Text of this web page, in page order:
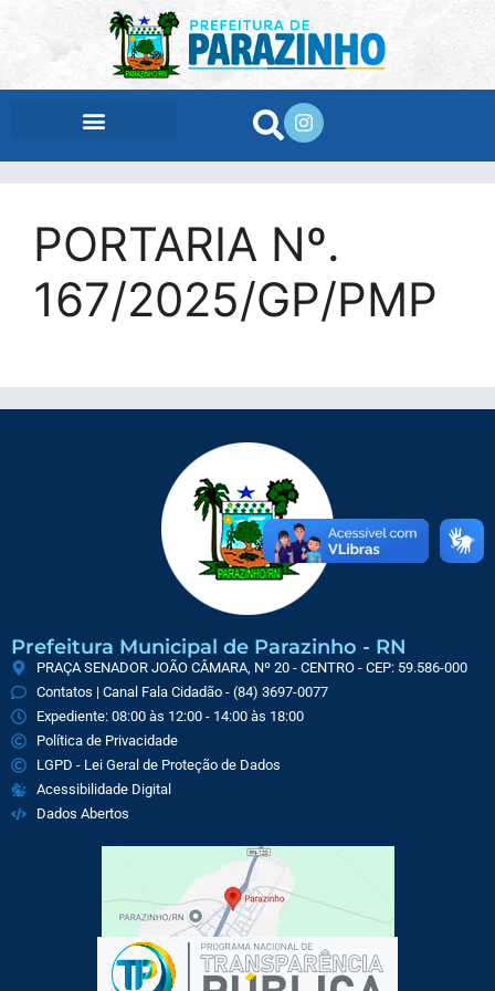
PORTARIA Nº.
167/2025/GP/PMP
Prefeitura Municipal de Parazinho - RN
PRAÇA SENADOR JOÃO CÂMARA, Nº 20 - CENTRO - CEP: 59.586-000
Contatos | Canal Fala Cidadão - (84) 3697-0077
Expediente: 08:00 às 12:00 - 14:00 às 18:00
Política de Privacidade
LGPD - Lei Geral de Proteção de Dados
Acessibilidade Digital
Dados Abertos